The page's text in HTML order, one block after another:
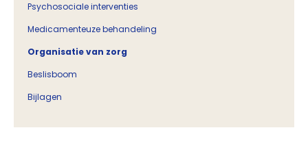
Psychosociale interventies
Medicamenteuze behandeling
Organisatie van zorg
Beslisboom
Bijlagen